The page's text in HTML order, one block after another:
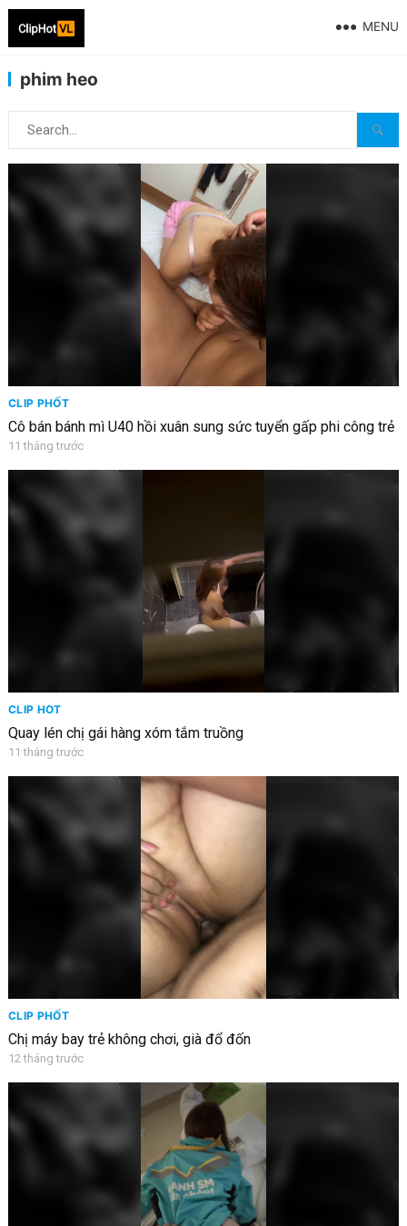
MENU
phim heo
CLIP PHỐT
Cô bán bánh mì U40 hồi xuân sung sức tuyển gấp phi công trẻ
11 tháng trước
CLIP HOT
Quay lén chị gái hàng xóm tắm truồng
11 tháng trước
CLIP PHỐT
Chị máy bay trẻ không chơi, già đổ đốn
12 tháng trước